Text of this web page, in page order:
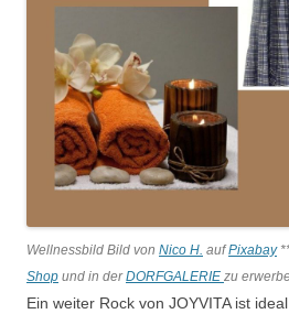
Wellnessbild Bild von Nico H. aufPixabay
Shop und in derDORFGALERIE zu
Ein weiter Rock von JOYVITA ist